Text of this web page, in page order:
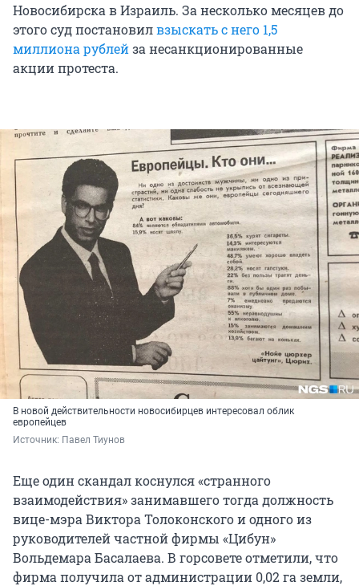
Новосибирска в Израиль. За несколько месяцев до
этого суд постановилвзыскать с него 1,5
миллиона рублейза несанкционированные
акции протеста.
В новой действительности новосибирцев интересовал облик
европейцев
Источник: Павел Тиунов
Еще один скандал коснулся «странного
взаимодействия» занимавшего тогда должность
вице-мэра Виктора Толоконского и одного из
руководителей частной фирмы «Цибун»
Вольдемара Басалаева. В горсовете отметили, что
фирма получила от администрации 0,02 га земли,